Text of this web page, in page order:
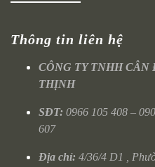
Thông tin liên hệ
CÔNG TY TNHH
THỊNH
SĐT: 0966 105 408 –
607
Địa chỉ: 4/36/4 D1 ,